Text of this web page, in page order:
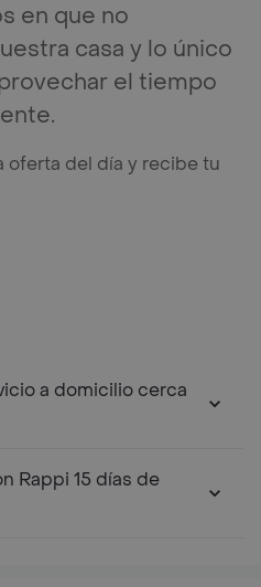
en que no
casa y lo único
el tiempo
oferta del día y recibe tu
a domicilio cerca
Rappi 15 días de